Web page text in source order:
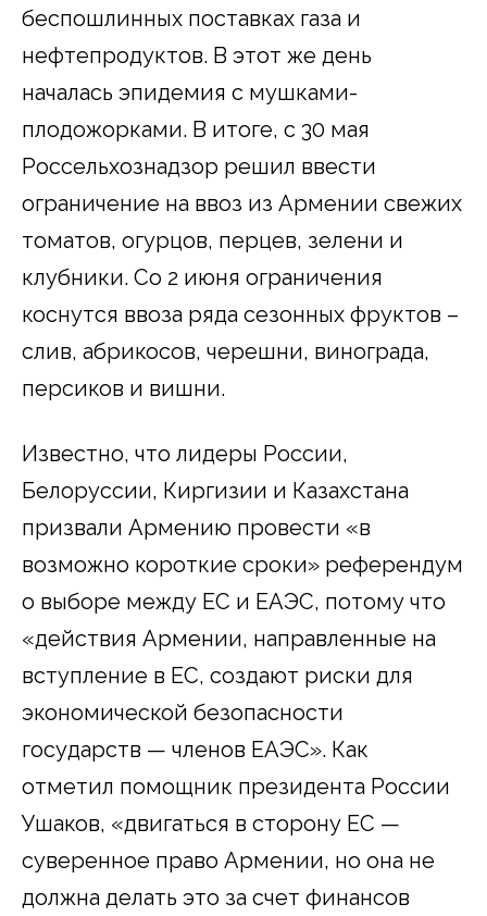
беспошлинных поставках газа и
нефтепродуктов. В этот же день
началась эпидемия с мушками-
плодожорками. В итоге, с 30 мая
Россельхознадзор решил ввести
ограничение на ввоз из Армении свежих
томатов, огурцов, перцев, зелени и
клубники. Со 2 июня ограничения
коснутся ввоза ряда сезонных фруктов –
слив, абрикосов, черешни, винограда,
персиков и вишни.
Известно, что лидеры России,
Белоруссии, Киргизии и Казахстана
призвали Армению провести «в
возможно короткие сроки» референдум
о выборе между ЕС и ЕАЭС, потому что
«действия Армении, направленные на
вступление в ЕС, создают риски для
экономической безопасности
государств — членов ЕАЭС». Как
отметил помощник президента России
Ушаков, «двигаться в сторону ЕС —
суверенное право Армении, но она не
должна делать это за счет финансов